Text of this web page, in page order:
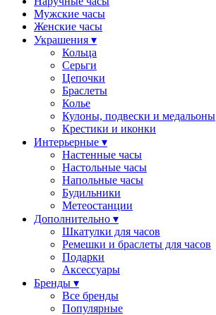
Мужские часы
Женские часы
Украшения ▾
Кольца
Серьги
Цепочки
Браслеты
Колье
Кулоны, подвески и медальоны
Крестики и иконки
Интерьерные ▾
Настенные часы
Настольные часы
Напольные часы
Будильники
Метеостанции
Дополнительно ▾
Шкатулки для часов
Ремешки и браслеты для часов
Подарки
Аксессуары
Бренды ▾
Все бренды
Популярные